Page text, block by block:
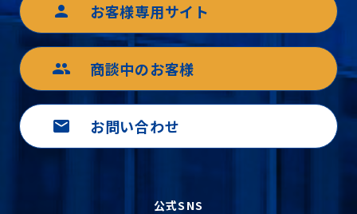
person お客様専用サイト
group 商談中のお客様
mail お問い合わせ
公式SNS